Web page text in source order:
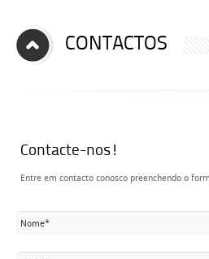
CONTACTOS
Contacte-nos!
Entre em contacto conosco preenchendo o